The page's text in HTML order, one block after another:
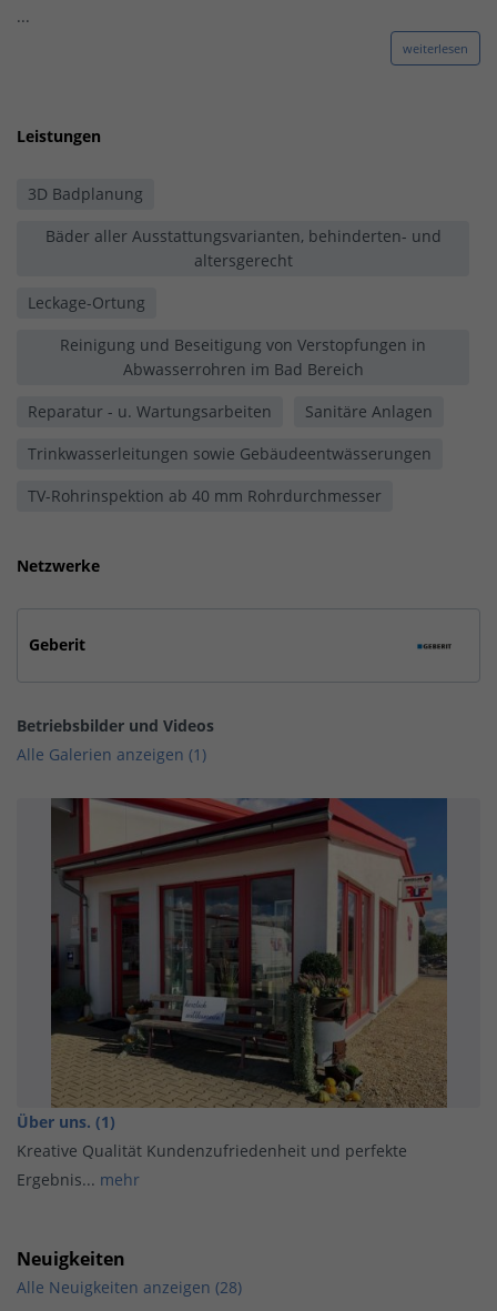
...
weiterlesen
Leistungen
3D Badplanung
Bäder aller Ausstattungsvarianten, behinderten- und
altersgerecht
Leckage-Ortung
Reinigung und Beseitigung von Verstopfungen in
Abwasserrohren im Bad Bereich
Reparatur - u. Wartungsarbeiten
Sanitäre Anlagen
Trinkwasserleitungen sowie Gebäudeentwässerungen
TV-Rohrinspektion ab 40 mm Rohrdurchmesser
Netzwerke
Geberit
Betriebsbilder und Videos
Alle Galerien anzeigen (1)
Über uns. (1)
Kreative Qualität Kundenzufriedenheit und perfekte
Ergebnis... mehr
Neuigkeiten
Alle Neuigkeiten anzeigen (28)